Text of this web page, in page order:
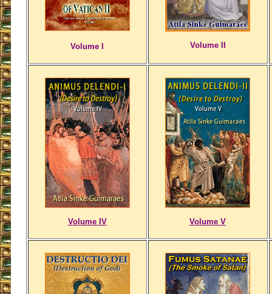
Volume I Volume II
Volume IV Volume V